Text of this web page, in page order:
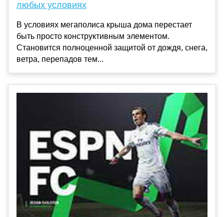
любых условиях
В условиях мегаполиса крыша дома перестает
быть просто конструктивным элементом.
Становится полноценной защитой от дождя, снега,
ветра, перепадов тем...